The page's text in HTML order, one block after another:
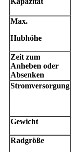
Max.
Hubhöhe
Zeit zum
Anheben oder
Absenken
Stromversorgung
Gewicht
Radgröße